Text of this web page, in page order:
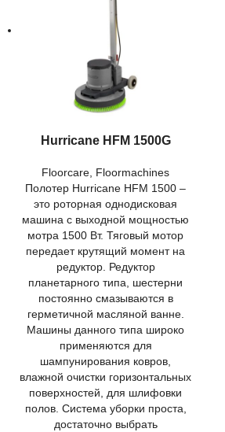
Hurricane HFM 1500G
Floorcare Floormachines
Полотер Hurricane HFM 1500 –
это роторная однодисковая
машина с выходной мощностью
мотра 1500 Вт. Тяговый мотор
передает крутящий момент на
редуктор. Редуктор
планетарного типа, шестерни
постоянно смазываются в
герметичной масляной ванне.
Машины данного типа широко
применяются для
шампунирования ковров,
влажной очистки горизонтальных
поверхностей, для шлифовки
полов. Система уборки проста,
достаточно выбрать